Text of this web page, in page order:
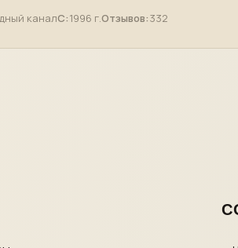
каналС:1996 г.Отзывов:332